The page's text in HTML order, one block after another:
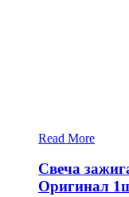
Read More
Свеча
Оригинал